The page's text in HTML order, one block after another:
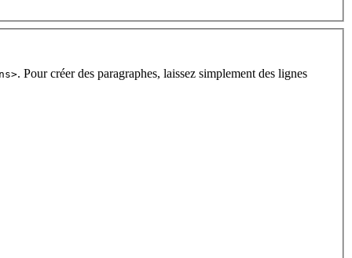
. Pour créer des paragraphes, laissez simplement des lignes